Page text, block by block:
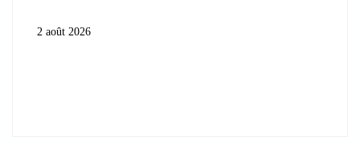
2 août 2026